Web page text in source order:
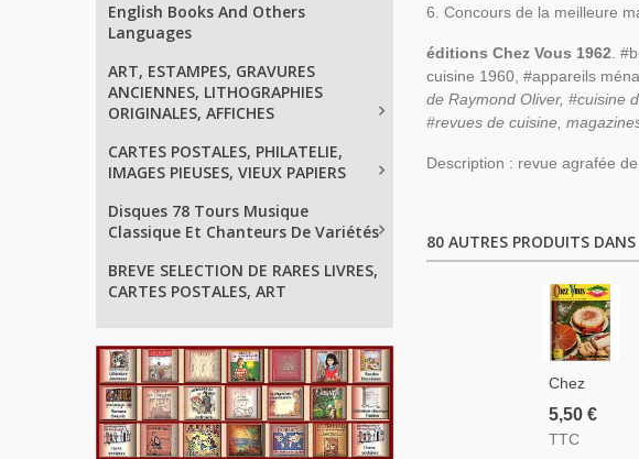
English Books And Others
Languages
ART, ESTAMPES, GRAVURES
ANCIENNES, LITHOGRAPHIES
ORIGINALES, AFFICHES
CARTES POSTALES, PHILATELIE,
IMAGES PIEUSES, VIEUX PAPIERS
Disques 78 Tours Musique
Classique Et Chanteurs De Variétés
BREVE SELECTION DE RARES LIVRES,
CARTES POSTALES, ART
6. Concours de la meilleure
éditions Chez Vous 1962.
cuisine 1960, #appareils
de Raymond Oliver, #cuisine
#revues de cuisine,
Description : revue agrafée
80 AUTRES PRODUITS
Chez
Vous,
N°13
5,50 €
TTC